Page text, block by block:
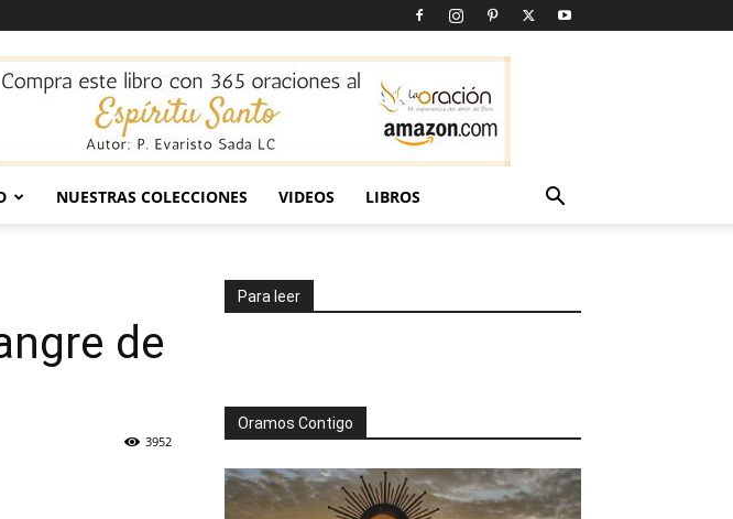
NUESTRAS COLECCIONES VIDEOS LIBROS
de
3952
Para leer
Oramos Contigo